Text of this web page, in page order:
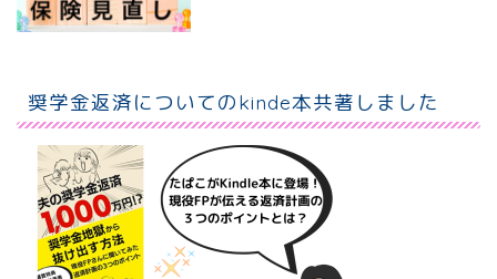
奨学金返済についてのkinde本共著しました
お問い合わせ